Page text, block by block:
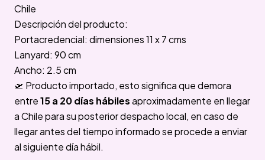
Chile
Descripción del producto:
Portacredencial: dimensiones 11 x 7 cms
Lanyard: 90 cm
Ancho: 2.5 cm
🛫 Producto importado, esto significa que demora
entre15 a 20 días hábilesaproximadamente en llegar
a Chile para su posterior despacho local, en caso de
llegar antes del tiempo informado se procede a enviar
al siguiente día hábil.